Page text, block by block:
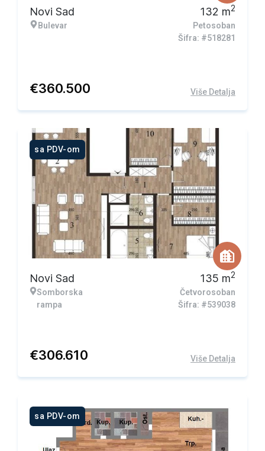
Novi Sad
Bulevar
132 m2
Petosoban
Šifra: #518281
€360.500 Više Detalja
sa PDV-om
Novi Sad
Somborska
rampa
135 m2
Četvorosoban
Šifra: #539038
€306.610 Više Detalja
sa PDV-om